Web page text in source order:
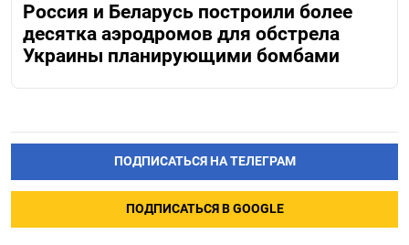
Россия и Беларусь построили более
десятка аэродромов для обстрела
Украины планирующими бомбами
ПОДПИСАТЬСЯ НА ТЕЛЕГРАМ
ПОДПИСАТЬСЯ В GOOGLE